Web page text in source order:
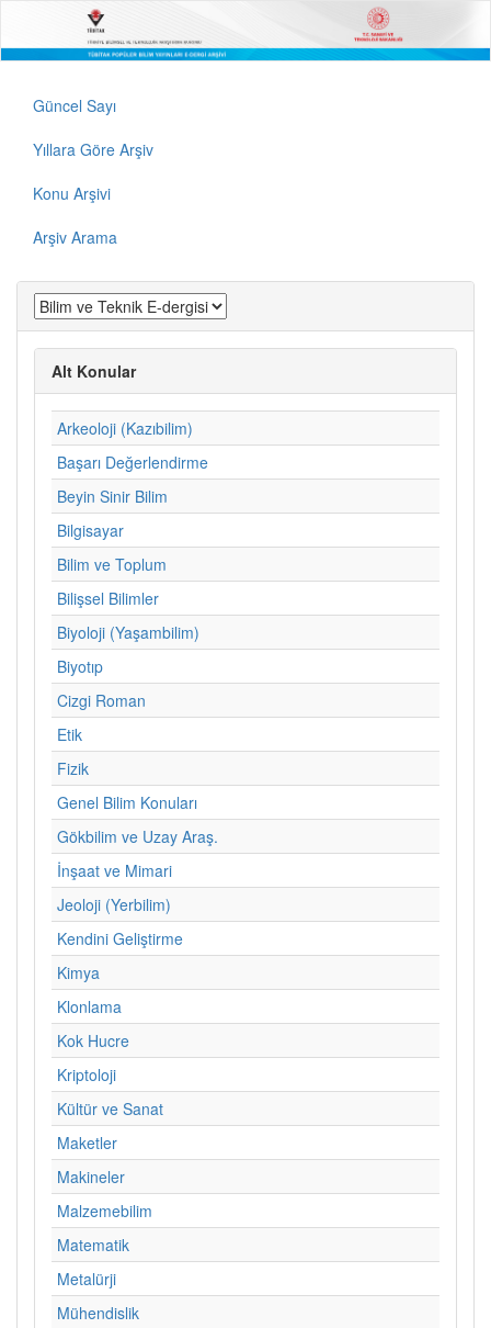
Güncel Sayı
Yıllara Göre Arşiv
Konu Arşivi
Arşiv Arama
Alt Konular
Arkeoloji (Kazıbilim)
Başarı Değerlendirme
Beyin Sinir Bilim
Bilgisayar
Bilim ve Toplum
Bilişsel Bilimler
Biyoloji (Yaşambilim)
Biyotıp
Cizgi Roman
Etik
Fizik
Genel Bilim Konuları
Gökbilim ve Uzay Araş.
İnşaat ve Mimari
Jeoloji (Yerbilim)
Kendini Geliştirme
Kimya
Klonlama
Kok Hucre
Kriptoloji
Kültür ve Sanat
Maketler
Makineler
Malzemebilim
Matematik
Metalürji
Mühendislik